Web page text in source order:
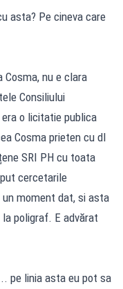
asta? Pe cineva care
Cosma, nu e clara
Consiliului
o licitatie publica
Cosma prieten cu dl
SRI PH cu toata
cercetarile
moment dat, si asta
poligraf. E advărat
pe linia asta eu pot sa